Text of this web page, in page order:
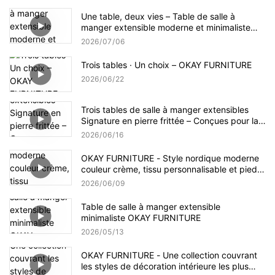
Une table, deux vies – Table de salle à
manger extensible moderne et minimaliste
OKAY FURNITURE
2026 07 06
Trois tables · Un choix – OKAY FURNITURE
2026 06 22
Trois tables de salle à manger extensibles
Signature en pierre frittée – Conçues pour la
vie à l'échelle mondiale
2026 06 16
OKAY FURNITURE - Style nordique moderne
couleur crème, tissu personnalisable et pieds
en bois massif
2026 06 09
Table de salle à manger extensible
minimaliste OKAY FURNITURE
2026 05 13
OKAY FURNITURE - Une collection couvrant
les styles de décoration intérieure les plus